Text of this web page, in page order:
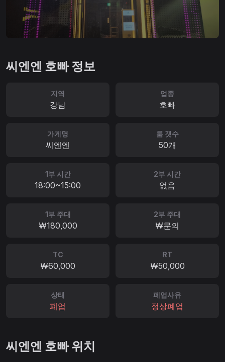
씨엔엔 호빠 정보
지역
강남
업종
호빠
가게명
씨엔엔
룸 갯수
50개
1부 시간
18:00~15:00
2부 시간
없음
1부 주대
₩180,000
2부 주대
₩문의
TC
₩60,000
RT
₩50,000
상태
폐업
폐업사유
정상폐업
씨엔엔 호빠 위치